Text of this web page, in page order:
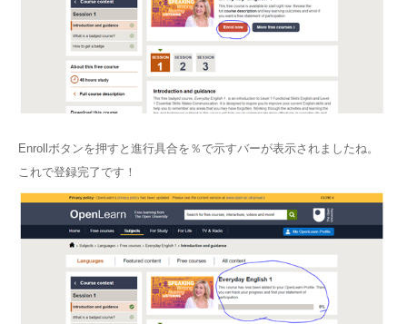
Enrollボタンを押すと進行具合を％で示すバーが表示されましたね。
これで登録完了です！